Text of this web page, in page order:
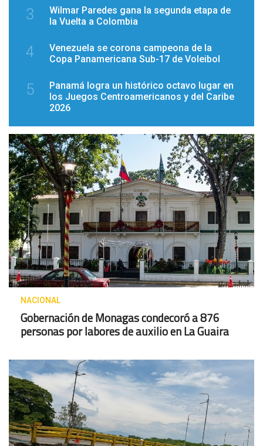
3
Wilmar Paredes gana la segunda etapa de
la Vuelta a Colombia
4
Venezuela se corona campeona de la
Copa Panamericana Sub-17 de Voleibol
5
Panamá logra un histórico octavo lugar en
los Juegos Centroamericanos y del Caribe
2026
NACIONAL
Gobernación de Monagas condecoró a 876
personas por labores de auxilio en La Guaira